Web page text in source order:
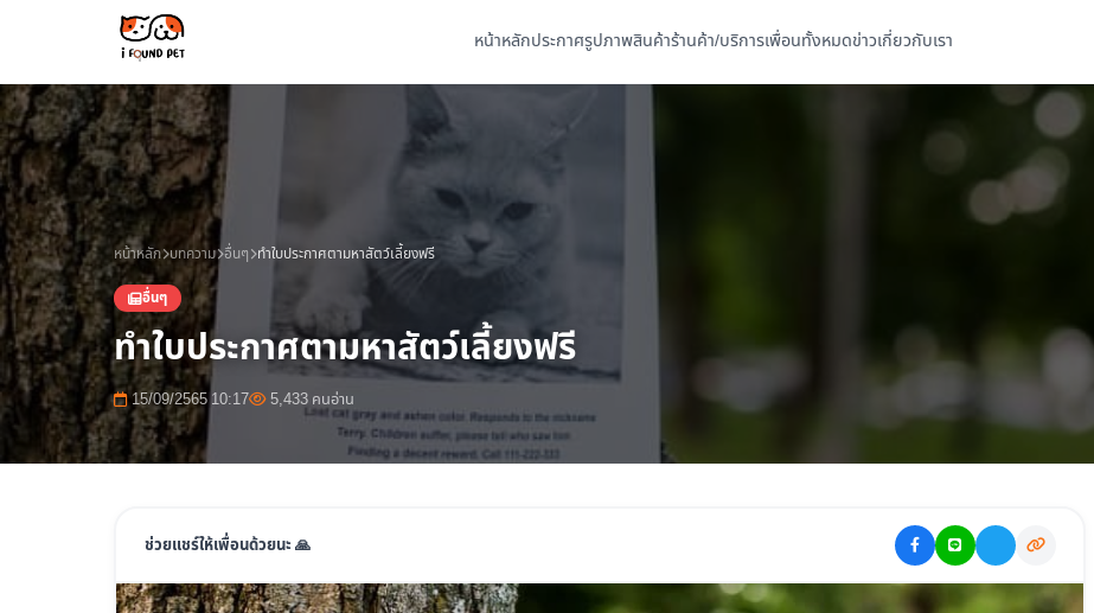
หน้าหลักประกาศรูปภาพสินค้าร้านค้า/บริการเพื่อนทั้งหมดข่าวเกี่ยวกับเรา
หน้าหลัก บทความ อื่นๆ ทำใบประกาศตามหาสัตว์เลี้ยงฟรี
อื่นๆ
ทำใบประกาศตามหาสัตว์เลี้ยงฟรี
15/09/2565 10:17 5,433 คนอ่าน
ช่วยแชร์ให้เพื่อนด้วยนะ 🙏